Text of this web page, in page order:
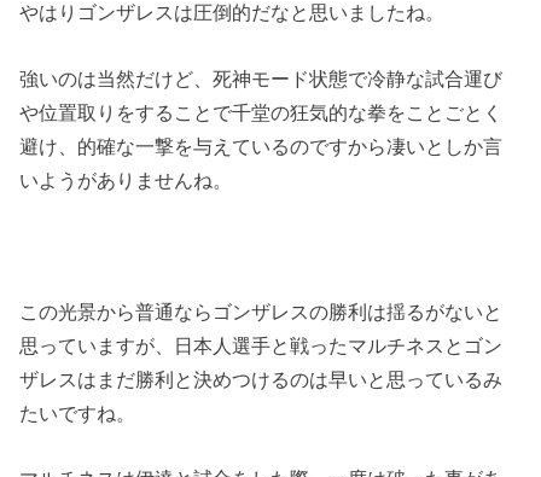
やはりゴンザレスは圧倒的だなと思いましたね。
強いのは当然だけど、死神モード状態で冷静な試合運び
や位置取りをすることで千堂の狂気的な拳をことごとく
避け、的確な一撃を与えているのですから凄いとしか言
いようがありませんね。
この光景から普通ならゴンザレスの勝利は揺るがないと
思っていますが、日本人選手と戦ったマルチネスとゴン
ザレスはまだ勝利と決めつけるのは早いと思っているみ
たいですね。